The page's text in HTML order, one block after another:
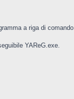
a riga di comando
YAReG.exe.